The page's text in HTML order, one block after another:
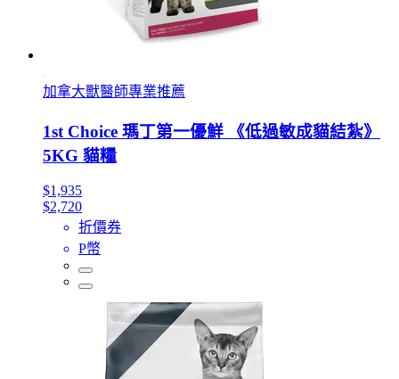
加拿大獸醫師專業推薦
1st Choice 瑪丁第一優鮮 《低過敏成貓結紮》
5KG 貓糧
$1,935
$2,720
折價券
P幣